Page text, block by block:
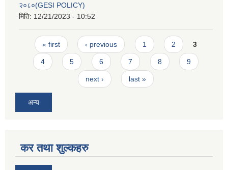
२०८०(GESI POLICY)
मिति: 12/21/2023 - 10:52
Pages
« first ‹ previous 1 2 3
4 5 6 7 8 9
next › last »
अन्य
कर तथा शुल्कहरु